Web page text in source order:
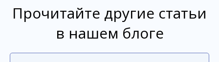
Прочитайте другие статьи
в нашем блоге